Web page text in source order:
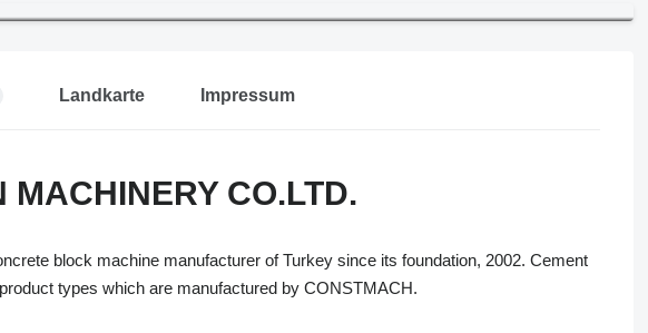
Landkarte Impressum
MACHINERY CO.LTD.
block machine manufacturer of Turkey since its foundation, 2002. Cement
types which are manufactured by CONSTMACH.